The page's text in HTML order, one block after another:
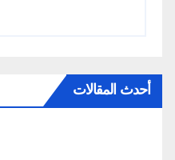
أحدث المقالات